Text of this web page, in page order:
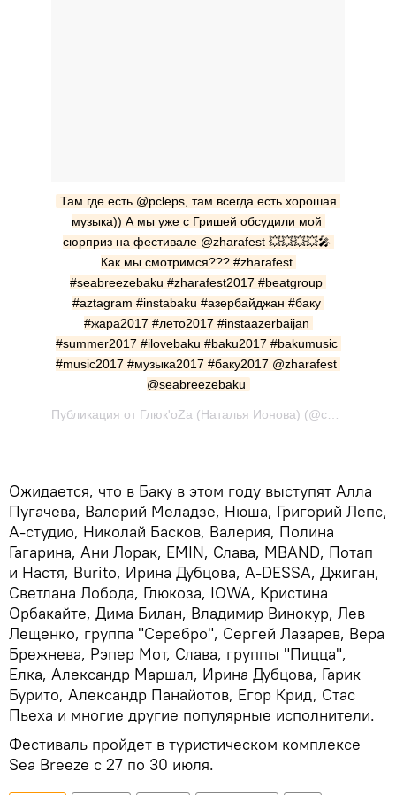
Там где есть @pcleps, там всегда есть хорошая
музыка)) А мы уже с Гришей обсудили мой
сюрприз на фестивале @zharafest 💥💥💥💥🎤
Как мы смотримся??? #zharafest
#seabreezebaku #zharafest2017 #beatgroup
#aztagram #instabaku #азербайджан #баку
#жара2017 #лето2017 #instaazerbaijan
#summer2017 #ilovebaku #baku2017 #bakumusic
#music2017 #музыка2017 #баку2017 @zharafest
@seabreezebaku
Ожидается, что в Баку в этом году выступят Алла
Пугачева, Валерий Меладзе, Нюша, Григорий Лепс,
А-студио, Николай Басков, Валерия, Полина
Гагарина, Ани Лорак, EMIN, Слава, MBAND, Потап
и Настя, Burito, Ирина Дубцова, A-DESSA, Джиган,
Светлана Лобода, Глюкоза, IOWA, Кристина
Орбакайте, Дима Билан, Владимир Винокур, Лев
Лещенко, группа "Серебро", Сергей Лазарев, Вера
Брежнева, Рэпер Мот, Слава, группы "Пицца",
Елка, Александр Маршал, Ирина Дубцова, Гарик
Бурито, Александр Панайотов, Егор Крид, Стас
Пьеха и многие другие популярные исполнители.
Фестиваль пройдет в туристическом комплексе
Sea Breeze с 27 по 30 июля.